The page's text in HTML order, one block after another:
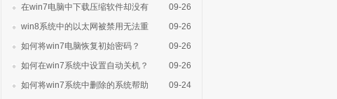
在win7电脑中下载压缩软件却没有
09-26
win8系统中的以太网被禁用无法重
09-26
如何将win7电脑恢复初始密码？
09-26
如何在win7系统中设置自动关机？
09-26
如何将win7系统中删除的系统帮助
09-24